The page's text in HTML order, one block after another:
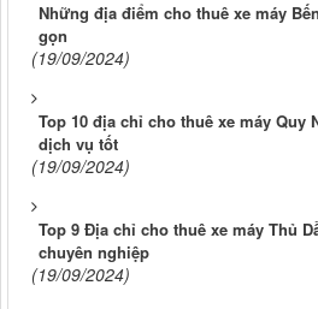
Những địa điểm cho thuê xe máy
gọn
(19/09/2024)
Top 10 địa chỉ cho thuê xe máy Quy
dịch vụ tốt
(19/09/2024)
Top 9 Địa chỉ cho thuê xe máy Thủ
chuyên nghiệp
(19/09/2024)